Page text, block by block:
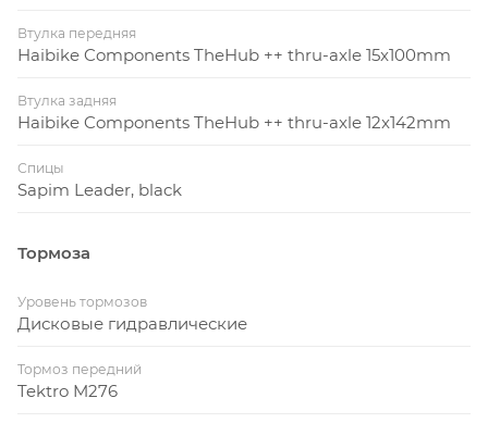
Втулка передняя
Haibike Components TheHub ++ thru-axle 15x100mm
Втулка задняя
Haibike Components TheHub ++ thru-axle 12x142mm
Спицы
Sapim Leader, black
Тормоза
Уровень тормозов
Дисковые гидравлические
Тормоз передний
Tektro M276